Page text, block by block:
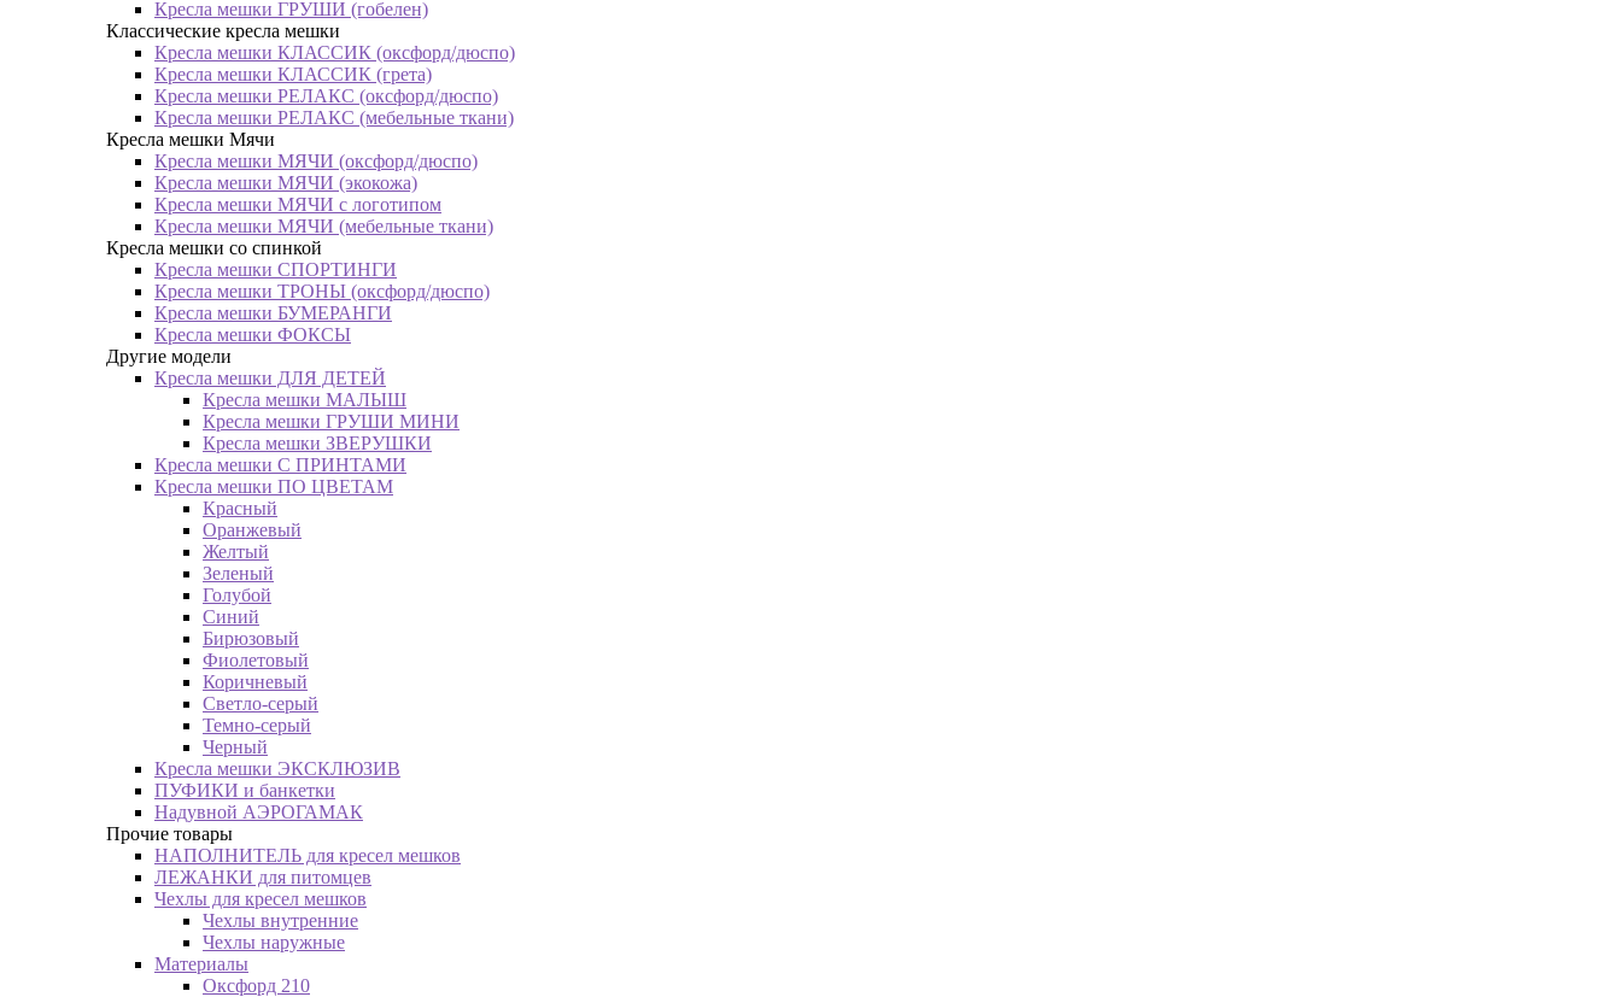
Кресла мешки ГРУШИ (гобелен)
Классические кресла мешки
Кресла мешки КЛАССИК (оксфорд/дюспо)
Кресла мешки КЛАССИК (грета)
Креслa мешки РЕЛАКС (оксфорд/дюспо)
Креслa мешки РЕЛАКС (мебельные ткани)
Кресла мешки Мячи
Кресла мешки МЯЧИ (оксфорд/дюспо)
Кресла мешки МЯЧИ (экокожа)
Кресла мешки МЯЧИ с логотипом
Кресла мешки МЯЧИ (мебельные ткани)
Кресла мешки со спинкой
Кресла мешки СПОРТИНГИ
Кресла мешки ТРОНЫ (оксфорд/дюспо)
Кресла мешки БУМЕРАНГИ
Кресла мешки ФОКСЫ
Другие модели
Кресла мешки ДЛЯ ДЕТЕЙ
Кресла мешки МАЛЫШ
Кресла мешки ГРУШИ МИНИ
Кресла мешки ЗВЕРУШКИ
Кресла мешки С ПРИНТАМИ
Кресла мешки ПО ЦВЕТАМ
Красный
Оранжевый
Желтый
Зеленый
Голубой
Синий
Бирюзовый
Фиолетовый
Коричневый
Светло-серый
Темно-серый
Черный
Кресла мешки ЭКСКЛЮЗИВ
ПУФИКИ и банкетки
Надувной АЭРОГАМАК
Прочие товары
НАПОЛНИТЕЛЬ для кресел мешков
ЛЕЖАНКИ для питомцев
Чехлы для кресел мешков
Чехлы внутренние
Чехлы наружные
Материалы
Оксфорд 210